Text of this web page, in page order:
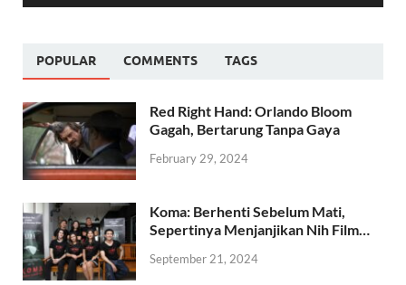
POPULAR COMMENTS TAGS
Red Right Hand: Orlando Bloom
Gagah, Bertarung Tanpa Gaya
February 29, 2024
Koma: Berhenti Sebelum Mati,
Sepertinya Menjanjikan Nih Film…
September 21, 2024